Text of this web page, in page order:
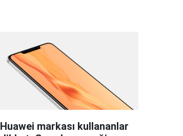
Huawei markası kullananlar